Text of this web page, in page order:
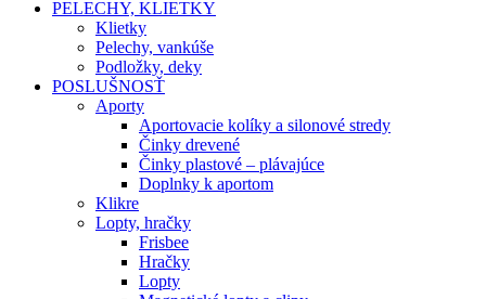
PELECHY, KLIETKY
Klietky
Pelechy, vankúše
Podložky, deky
POSLUŠNOSŤ
Aporty
Aportovacie kolíky a silonové stredy
Činky drevené
Činky plastové – plávajúce
Doplnky k aportom
Klikre
Lopty, hračky
Frisbee
Hračky
Lopty